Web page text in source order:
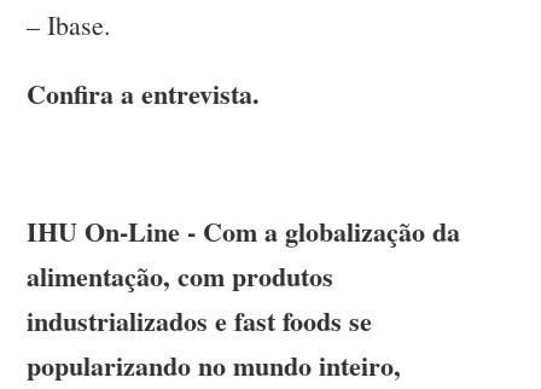
– Ibase.
Confira a entrevista.
IHU On-Line - Com a globalização da
alimentação, com produtos
industrializados e fast foods se
popularizando no mundo inteiro,